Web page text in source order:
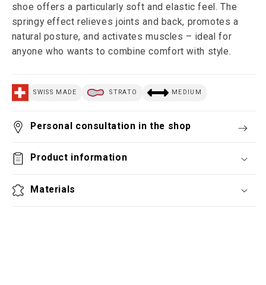
shoe offers a particularly soft and elastic feel. The
springy effect relieves joints and back, promotes a
natural posture, and activates muscles – ideal for
anyone who wants to combine comfort with style.
SWISS MADE STRATO MEDIUM
Personal consultation in the shop
Product information
Materials